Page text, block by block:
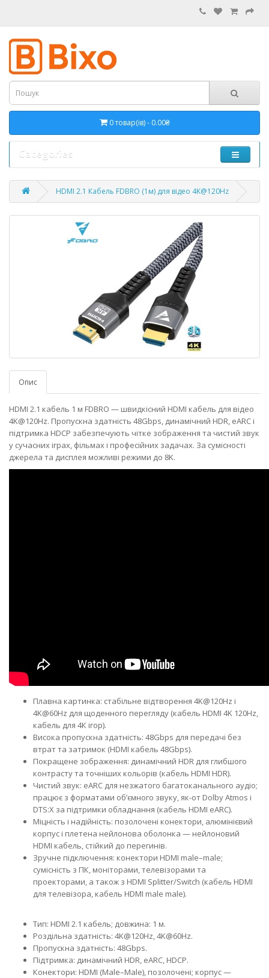
0 товар(ів) - 0.00₴
Categories
HDMI 2.1 Кабель FDBRO (1м) для відео 4K@120Hz
Опис
HDMI 2.1 кабель 1 м FDBRO — швидкісний HDMI кабель для відео
4K@120Hz. Пропускна здатність 48Gbps, динамічний HDR, eARC і
підтримка HDCP забезпечують чітке зображення та чистий звук
у сучасних іграх, фільмах і професійних задачах. За сумісності
джерела та дисплея можливі режими до 8K.
Плавна картинка: стабільне відтворення 4K@120Hz і
4K@60Hz для щоденного перегляду (кабель HDMI 4K 120Hz,
кабель для 4К ігор).
Висока пропускна здатність: 48Gbps для передачі без
втрат та затримок (HDMI кабель 48Gbps).
Покращене зображення: динамічний HDR для глибшого
контрасту та точніших кольорів (кабель HDMI HDR).
Чистий звук: eARC для незжатого багатоканального аудіо;
працює з форматами об’ємного звуку, як-от Dolby Atmos і
DTS:X за підтримки обладнання (кабель HDMI eARC).
Міцність і надійність: позолочені конектори, алюмінієвий
корпус і плетена нейлонова оболонка — нейлоновий
HDMI кабель, стійкий до перегинів.
Зручне підключення: конектори HDMI male–male;
сумісність з ПК, моніторами, телевізорами та
проекторами, а також з HDMI Splitter/Switch (кабель HDMI
для телевізора, кабель HDMI male male).
Тип: HDMI 2.1 кабель; довжина: 1 м.
Роздільна здатність: 4K@120Hz, 4K@60Hz.
Пропускна здатність: 48Gbps.
Підтримка: динамічний HDR, eARC, HDCP.
Конектори: HDMI (Male–Male), позолочені; корпус —